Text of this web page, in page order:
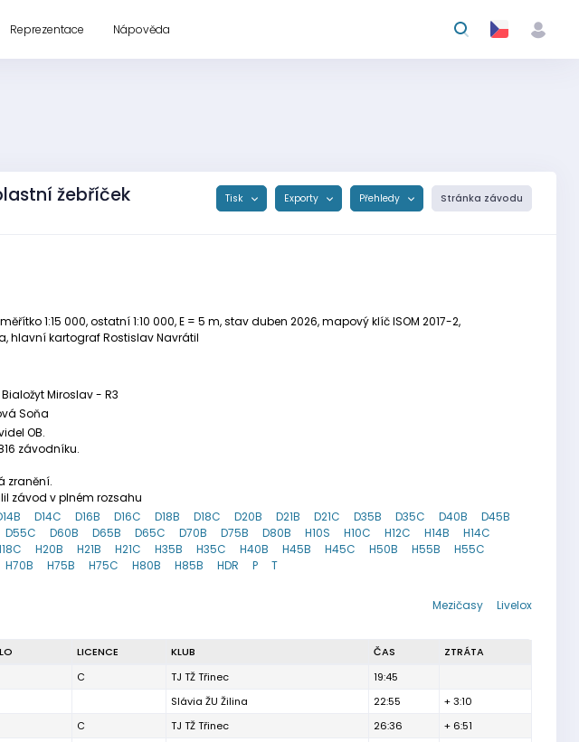
Reprezentace Nápověda
žebříček Tisk Exporty Přehledy Stránka závodu
1:15 000, ostatní 1:10 000, E = 5 m, stav duben 2026, mapový klíč ISOM 2017-2,
hlavní kartograf Rostislav Navrátil
Miroslav - R3
Soňa
OB.
závodníku.
zranění.
závod v plném rozsahu
D14C D16B D16C D18B D18C D20B D21B D21C D35B D35C D40B
D45B
D55C D60B D65B D65C D70B D75B D80B H10S H10C H12C H14B
H14C
H20B H21B H21C H35B H35C H40B H45B H45C H50B H55B
H55C
H70B H75B H75C H80B H85B HDR P T
Livelox
Mezičasy
LICENCE KLUB ČAS
ZTRÁTA
C TJ TŽ Třinec
19:45
Slávia ŽU Žilina 22:55
+ 3:10
C TJ TŽ Třinec 26:36
+ 6:51